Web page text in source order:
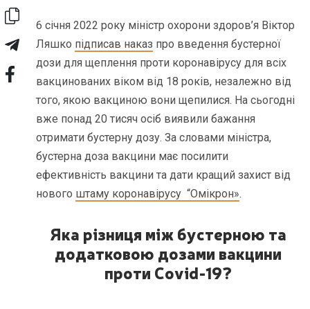
6 січня 2022 року міністр охорони здоров’я Віктор
Ляшко підписав наказ про введення бустерної
дози для щеплення проти коронавірусу для всіх
вакцинованих віком від 18 років, незалежно від
того, якою вакциною вони щепилися. На сьогодні
вже понад 20 тисяч осіб виявили бажання
отримати бустерну дозу. За словами міністра,
бустерна доза вакцини має посилити
ефективність вакцини та дати кращий захист від
нового штаму коронавірусу “Омікрон».
Яка різниця між бустерною та
додатковою дозами вакцини
проти Covid-19?